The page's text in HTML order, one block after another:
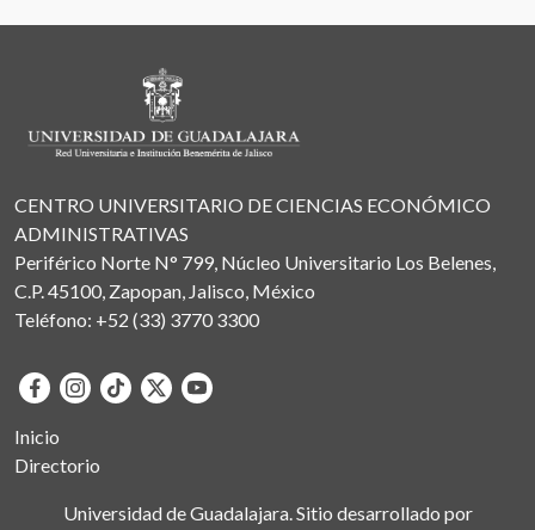
CENTRO UNIVERSITARIO DE CIENCIAS ECONÓMICO
ADMINISTRATIVAS
Periférico Norte N° 799, Núcleo Universitario Los Belenes,
C.P. 45100, Zapopan, Jalisco, México
Teléfono: +52 (33) 3770 3300
Inicio
Directorio
Universidad de Guadalajara. Sitio desarrollado por